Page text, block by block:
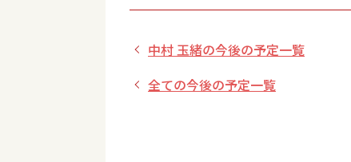
中村 玉緒の今後の予定一覧
全ての今後の予定一覧